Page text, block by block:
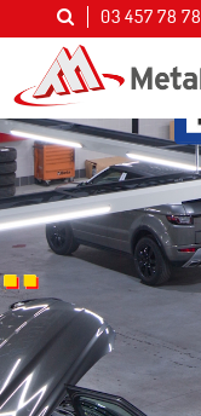
03 457 78 78